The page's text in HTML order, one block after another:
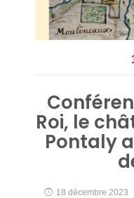
Roi, le
Pontaly
18 décembre 2023